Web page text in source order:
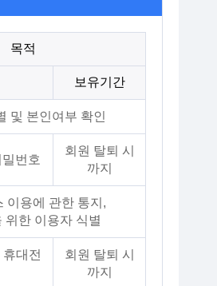
목적
보유기간
및 본인여부 확인
번호
회원 탈퇴 시
까지
이용에 관한 통지,
위한 이용자 식별
대전
회원 탈퇴 시
까지